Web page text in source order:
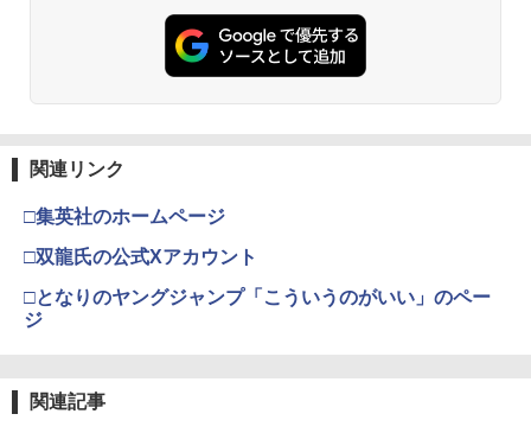
関連リンク
□集英社のホームページ
□双龍氏の公式Xアカウント
□となりのヤングジャンプ「こういうのがいい」のペー
ジ
関連記事